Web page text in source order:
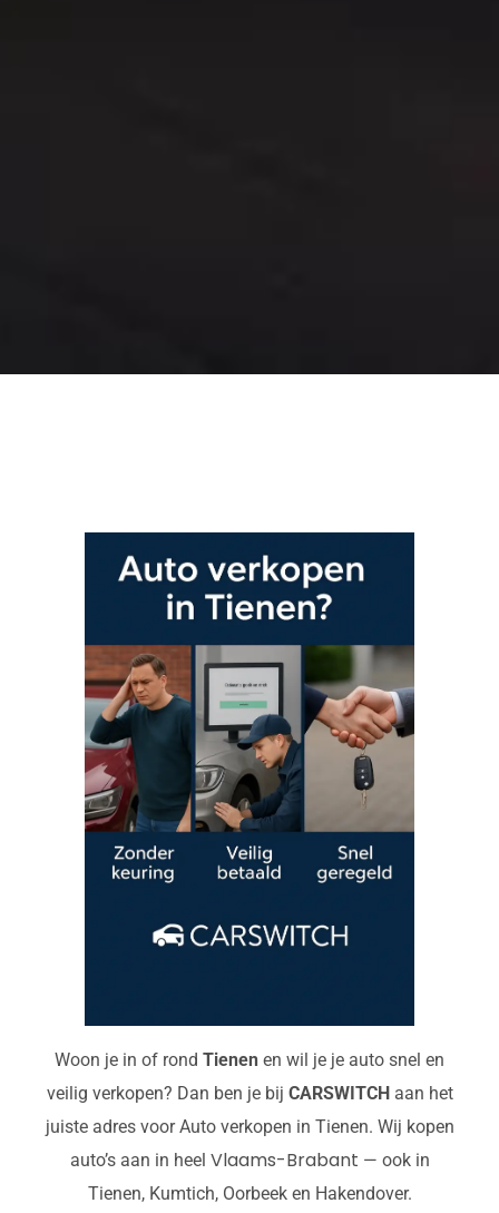
Woon je in of rond Tienen en wil je je auto snel en
veilig verkopen? Dan ben je bij CARSWITCH aan het
juiste adres voor Auto verkopen in Tienen. Wij kopen
auto’s aan in heel Vlaams-Brabant — ook in
Tienen, Kumtich, Oorbeek en Hakendover.